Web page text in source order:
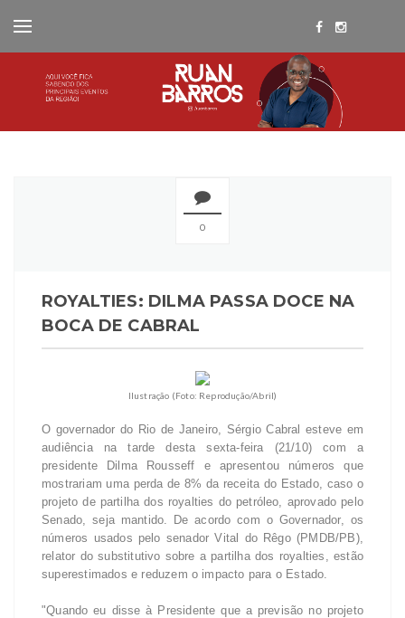
0
ROYALTIES: DILMA PASSA DOCE NA
BOCA DE CABRAL
Ilustração (Foto: Reprodução/Abril)
O governador do Rio de Janeiro, Sérgio Cabral esteve em
audiência na tarde desta sexta-feira (21/10) com a
presidente Dilma Rousseff e apresentou números que
mostrariam uma perda de 8% da receita do Estado, caso o
projeto de partilha dos royalties do petróleo, aprovado pelo
Senado, seja mantido. De acordo com o Governador, os
números usados pelo senador Vital do Rêgo (PMDB/PB),
relator do substitutivo sobre a partilha dos royalties, estão
superestimados e reduzem o impacto para o Estado.
"Quando eu disse à Presidente que a previsão no projeto